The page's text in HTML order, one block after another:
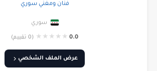
فنان ومغني سوري
سوري
0.0
★
★
★
★
★ (0 تقييم)
عرض الملف الشخصي